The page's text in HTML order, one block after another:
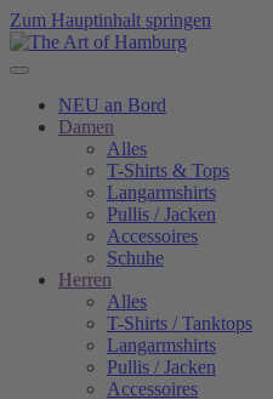
Zum Hauptinhalt springen
NEU an Bord
Damen
Alles
T-Shirts & Tops
Langarmshirts
Pullis / Jacken
Accessoires
Schuhe
Herren
Alles
T-Shirts / Tanktops
Langarmshirts
Pullis / Jacken
Accessoires